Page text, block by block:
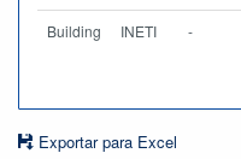
Building INETI -
Exportar para Excel